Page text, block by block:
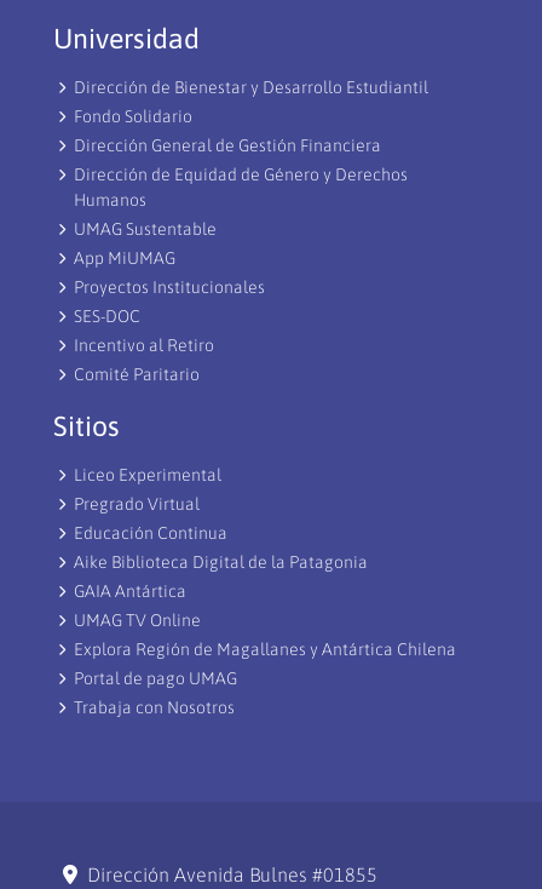
Universidad
Dirección de Bienestar y Desarrollo Estudiantil
Fondo Solidario
Dirección General de Gestión Financiera
Dirección de Equidad de Género y Derechos
Humanos
UMAG Sustentable
App MiUMAG
Proyectos Institucionales
SES-DOC
Incentivo al Retiro
Comité Paritario
Sitios
Liceo Experimental
Pregrado Virtual
Educación Continua
Aike Biblioteca Digital de la Patagonia
GAIA Antártica
UMAG TV Online
Explora Región de Magallanes y Antártica Chilena
Portal de pago UMAG
Trabaja con Nosotros
Dirección Avenida Bulnes #01855